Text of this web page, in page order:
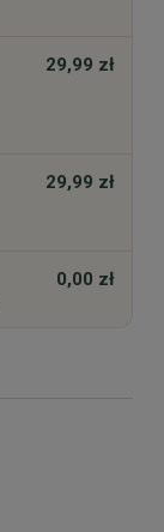
29,99 zł
29,99 zł
0,00 zł